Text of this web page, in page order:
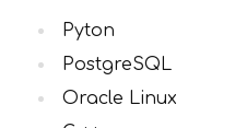
Pyton
PostgreSQL
Oracle Linux